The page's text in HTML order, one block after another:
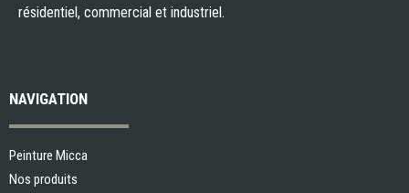
résidentiel, commercial et industriel.
NAVIGATION
Peinture Micca
Nos produits